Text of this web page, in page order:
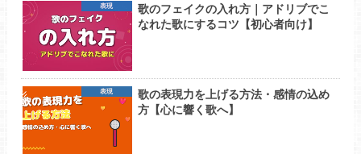
表現
歌のフェイクの入れ方｜アドリブでこ
なれた歌にするコツ【初心者向け】
表現
歌の表現力を上げる方法・感情の込め
方【心に響く歌へ】